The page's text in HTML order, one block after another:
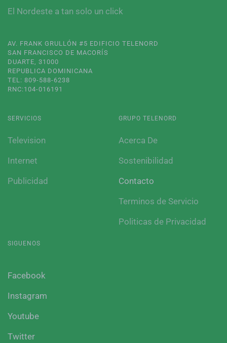
El Nordeste a tan solo un click
AV. FRANK GRULLÓN #5 EDIFICIO TELENORD
SAN FRANCISCO DE MACORÍS
DUARTE, 31000
REPUBLICA DOMINICANA
TEL: 809-588-6238
RNC:104-016191
SERVICIOS
Television
Internet
Publicidad
GRUPO TELENORD
Acerca De
Sostenibilidad
Contacto
Terminos de Servicio
Politicas de Privacidad
SIGUENOS
Facebook
Instagram
Youtube
Twitter